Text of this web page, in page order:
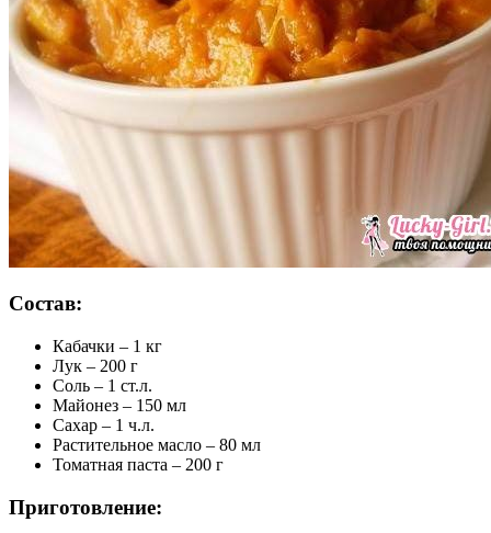
Состав:
Кабачки – 1 кг
Лук – 200 г
Соль – 1 ст.л.
Майонез – 150 мл
Сахар – 1 ч.л.
Растительное масло – 80 мл
Томатная паста – 200 г
Приготовление: